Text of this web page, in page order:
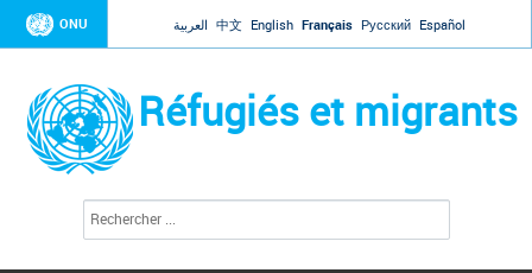
Jump to navigation
ONU العربية 中文 English Français Русский Español
Réfugiés et migrants
c